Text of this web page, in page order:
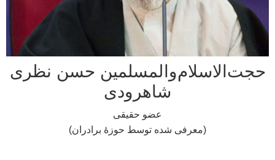
حسن نظری
شاهرودی
عضو حقیقی
(معرفی شده توسط حوزۀ برادران)